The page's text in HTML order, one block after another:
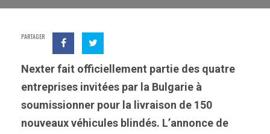
PARTAGER
Nexter fait officiellement partie des quatre
entreprises invitées par la Bulgarie à
soumissionner pour la livraison de 150
nouveaux véhicules blindés. L’annonce de